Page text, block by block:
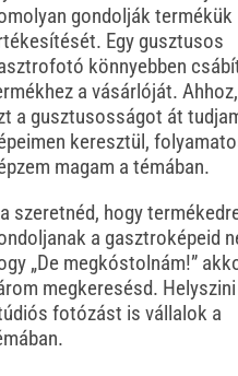
gondolják termékük
Egy gusztusos
könnyebben
a vásárlóját.
a gusztusosságot át
keresztül,
magam a témában.
szeretnéd, hogy
a gasztroképeid
„De megkóstolnám!”
megkeresésd.
fotózást is vállalok a